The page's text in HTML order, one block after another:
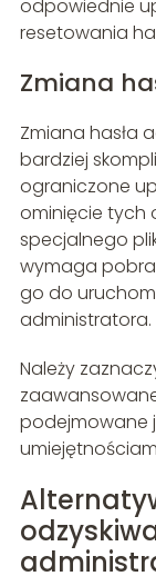
odpowiednie
resetowania
Zmiana
Zmiana hasła
bardziej
ograniczone
ominięcie tych
specjalnego
wymaga
go do
administratora.
Należy
podejmowane